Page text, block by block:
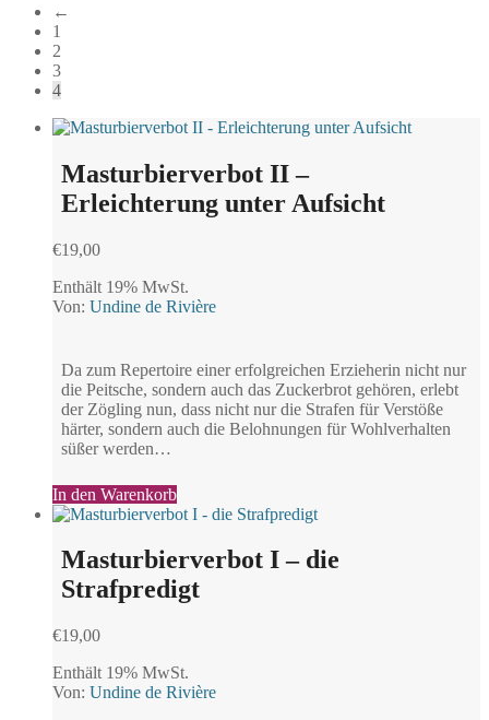
←
1
2
3
4
Masturbierverbot II –
Erleichterung unter Aufsicht
€19,00
Enthält 19% MwSt.
Von: Undine de Rivière
Da zum Repertoire einer erfolgreichen Erzieherin nicht nur
die Peitsche, sondern auch das Zuckerbrot gehören, erlebt
der Zögling nun, dass nicht nur die Strafen für Verstöße
härter, sondern auch die Belohnungen für Wohlverhalten
süßer werden…
In den Warenkorb
Masturbierverbot I – die
Strafpredigt
€19,00
Enthält 19% MwSt.
Von: Undine de Rivière